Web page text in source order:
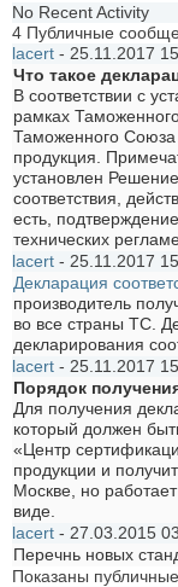
No Recent Activity
4 Публичные
lacert - 25.11.2017
Что такое
В соответствии с
рамках
Таможенного Союза
продукция.
установлен
соответствия,
есть,
технических
lacert - 25.11.2017
Декларация
производитель
во все страны ТС.
декларирования
lacert - 25.11.2017
Порядок
Для получения
который должен
«Центр
продукции и
Москве, но
виде.
lacert - 27.03.2015
Перечнь новых
Показаны